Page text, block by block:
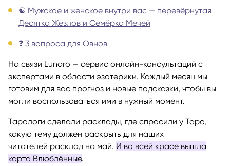
☯️ Мужское и женское внутри вас — перевёрнутая
Десятка Жезлов и Семёрка Мечей
❓ 3 вопроса для Овнов
На связи Lunaro — сервис онлайн-консультаций с
экспертами в области эзотерики. Каждый месяц мы
готовим для вас прогноз и новые подсказки, чтобы вы
могли воспользоваться ими в нужный момент.
Тарологи сделали расклады, где спросили у Таро,
какую тему должен раскрыть для наших
читателей расклад на май. И во всей красе вышла
карта Влюблённые.